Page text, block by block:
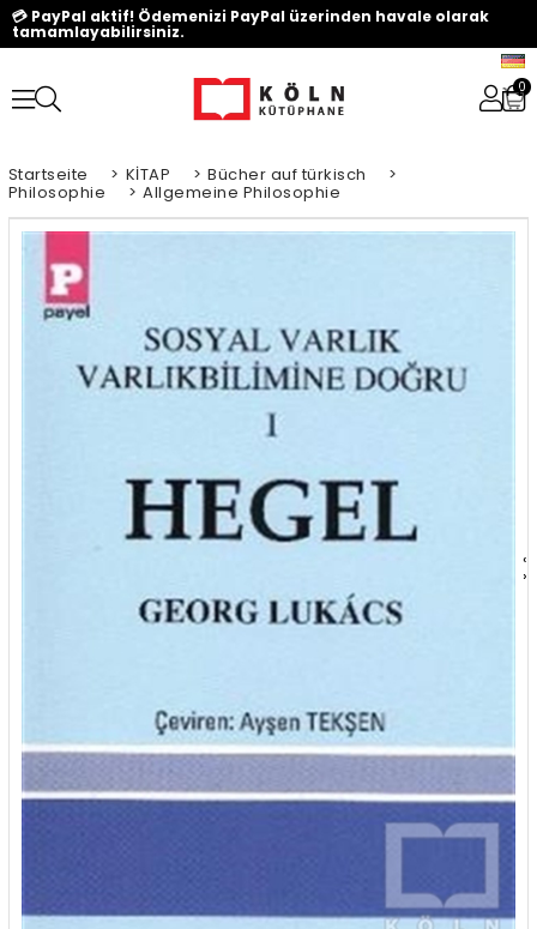
💳 PayPal aktif! Ödemenizi PayPal üzerinden havale olarak
tamamlayabilirsiniz.
0
Startseite > KİTAP > Bücher auf türkisch >
Philosophie > Allgemeine Philosophie
‹
›